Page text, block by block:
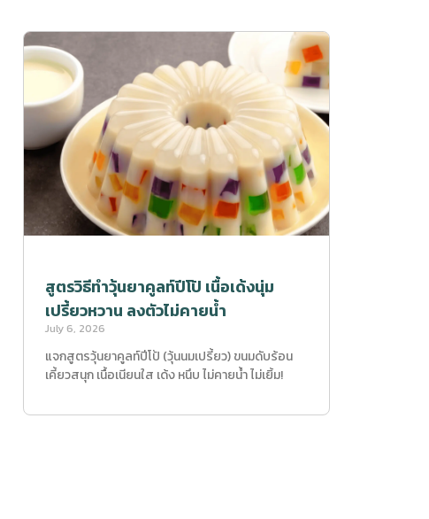
สูตรวิธีทำวุ้นยาคูลท์ปีโป้ เนื้อเด้งนุ่ม
เปรี้ยวหวาน ลงตัวไม่คายน้ำ
July 6, 2026
แจกสูตรวุ้นยาคูลท์ปีโป้ (วุ้นนมเปรี้ยว) ขนมดับร้อน
เคี้ยวสนุก เนื้อเนียนใส เด้ง หนึบ ไม่คายน้ำ ไม่เยิ้ม!